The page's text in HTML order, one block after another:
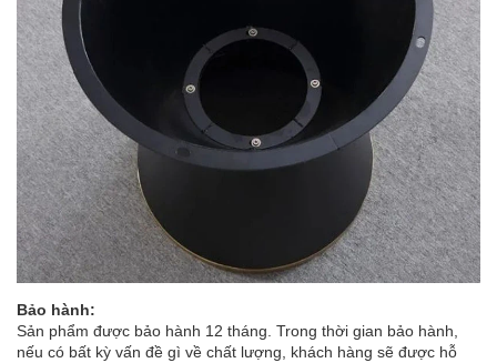
Bảo hành:
Sản phẩm được bảo hành 12 tháng. Trong thời gian bảo hành,
nếu có bất kỳ vấn đề gì về chất lượng, khách hàng sẽ được hỗ